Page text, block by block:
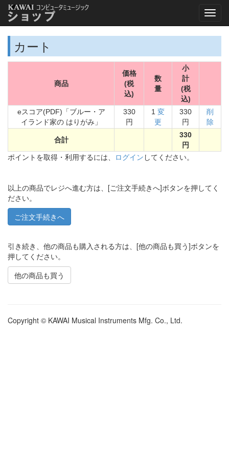
カート
商品
価格
(税
込)
数
量
小
計
(税
込)
eスコア(PDF)「ブルー・ア
イランド家の はりがみ」
330
円
1 変
更
330
円
削
除
合計
330
円
ポイントを取得・利用するには、 ログイン してください。
以上の商品でレジへ進む方は、[ご注文手続きへ]ボタンを押してく
ださい。
引き続き、他の商品も購入される方は、[他の商品も買う]ボタンを
押してください。
他の商品も買う
Copyright © KAWAI Musical Instruments Mfg. Co., Ltd.